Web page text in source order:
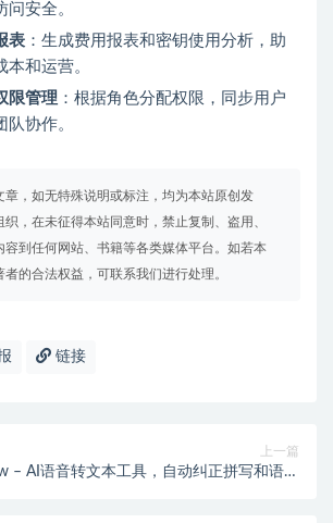
问安全。
表 ：生成费用报表和密钥使用分析，助
本和运营。
限管理 ：根据角色分配权限，同步用户
队协作。
章，如无特殊说明或标注，均为本站原创发
，在未征得本站同意时，禁止复制、盗用、
容到任何网站、书籍等各类媒体平台。如若本
的合法权益，可联系我们进行处理。
链接
上一篇
– AI语音转文本工具，自动纠正拼写和语法